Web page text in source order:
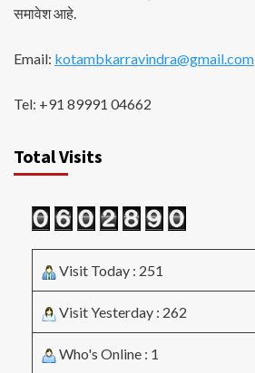
समावेश आहे.
Email: kotambkarravindra@gmail.com
Tel: +91 89991 04662
Total Visits
Visit Today : 251
Visit Yesterday : 262
Who's Online : 1